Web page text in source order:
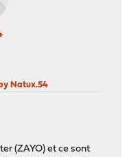
Natux.54
(ZAYO) et ce sont